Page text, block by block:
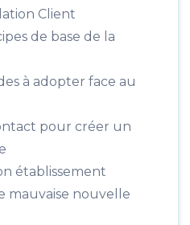
Client
de base de la
à adopter face au
pour créer un
établissement
mauvaise nouvelle